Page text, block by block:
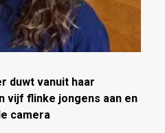
duwt vanuit haar
vijf flinke jongens aan en
camera